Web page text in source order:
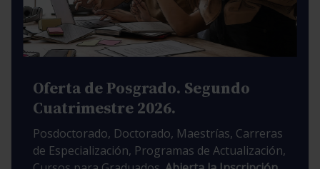
Oferta de Posgrado. Segundo
Cuatrimestre 2026.
Posdoctorado, Doctorado, Maestrías, Carreras
de Especialización, Programas de Actualización,